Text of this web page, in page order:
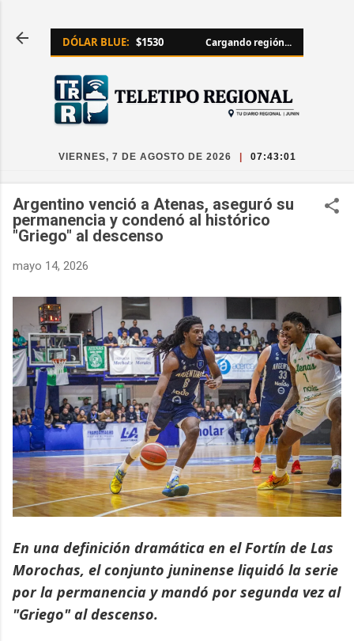
DÓLAR BLUE: $1530 Cargando región...
VIERNES, 7 DE AGOSTO DE 2026 07:43:02
Argentino venció a Atenas, aseguró su
permanencia y condenó al histórico
"Griego" al descenso
mayo 14, 2026
En una definición dramática en el Fortín de Las
Morochas, el conjunto juninense liquidó la serie
por la permanencia y mandó por segunda vez al
"Griego" al descenso.